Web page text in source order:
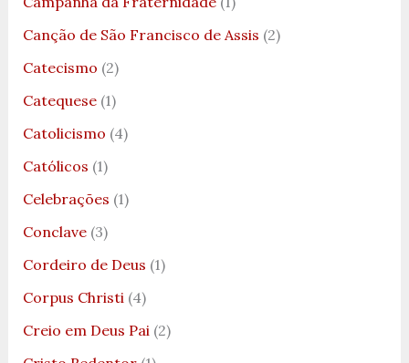
Canção de São Francisco de Assis (2)
Catecismo (2)
Catequese(1)
Catolicismo (4)
Católicos (1)
Celebrações (1)
Conclave(3)
Cordeiro de Deus (1)
Corpus Christi(4)
Creio em Deus Pai(2)